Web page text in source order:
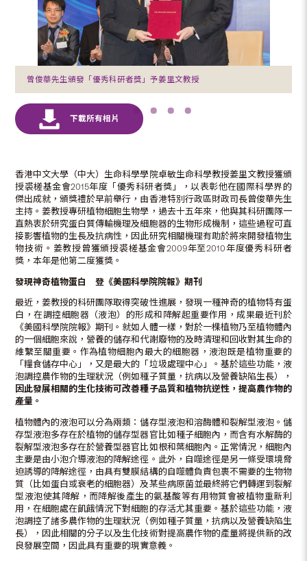
曾俊華先生頒發「優秀科研者獎」予姜里文教授
香港中文大學（中大）生命科學學院卓敏生命科學教授姜里文教授獲頒
授裘槎基金會2015年度「優秀科研者獎」，以表彰他在國際科學界的
傑出成就，頒獎禮於早前舉行，由香港特別行政區財政司長曾俊華先生
主持。姜教授專研植物細胞生物學，過去十五年來，他與其科研團隊一
直熱衷於研究蛋白質傳輸機理及細胞器的生物形成機制，這些過程可直
接影響植物的生長及抗病性，因此研究相關機理有助於將來開發植物生
物技術。姜教授曾獲頒授裘槎基金會2009年至2010年度優秀科研者
獎，本年是他第二度獲獎。
發現神奇植物蛋白 登《美國科學院院報》期刊
最近，姜教授的科研團隊取得突破性進展，發現一種神奇的植物特有蛋
白，在調控細胞器（液泡）的形成和降解起重要作用，成果最近刊於
《美國科學院院報》期刊。就如人體一樣，對於一棵植物乃至植物體內
的一個細胞來說，營養的儲存和代謝廢物的及時清理和回收對其生命的
維繫至關重要。作為植物細胞內最大的細胞器，液泡既是植物重要的
「糧食儲存中心」，又是最大的「垃圾處理中心」。基於這些功能，液
泡調控農作物的生理狀況（例如種子質量，抗病以及營養缺陷生長），
因此發展相關的生化技術可改善種子品質和植物抗逆性，提高農作物的
產量。
植物體內的液泡可以分為兩類：儲存型液泡和溶酶體和裂解型液泡。儲
存型液泡多存在於植物的儲存型器官比如種子細胞內，而含有水解酶的
裂解型液泡多存在於營養型器官比如根和葉細胞內。正常情況，細胞內
主要是由小泡介導液泡的降解途徑。此外，自噬途徑是另一條受環境脅
迫誘導的降解途徑，由具有雙膜結構的自噬體負責包裹不需要的生物物
質（比如蛋白或衰老的細胞器）及某些病原菌並最終將它們轉運到裂解
型液泡使其降解，而降解後產生的氨基酸等有用物質會被植物重新利
用，在細胞處在飢餓情況下對細胞的存活尤其重要。基於這些功能，液
泡調控了諸多農作物的生理狀況（例如種子質量，抗病以及營養缺陷生
長），因此相關的分子以及生化技術對提高農作物的產量將提供新的改
良發展空間，因此具有重要的現實意義。